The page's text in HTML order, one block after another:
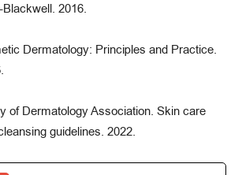
2016.
Dermatology: Principles and Practice.
of Dermatology Association. Skin care
guidelines. 2022.